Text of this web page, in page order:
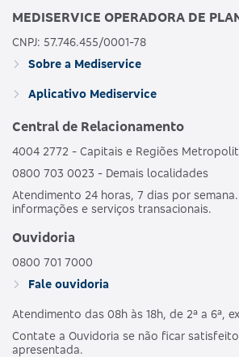
MEDISERVICE OPERADORA DE
CNPJ: 57.746.455/0001-78
Sobre a Mediservice
Aplicativo Mediservice
Central de Relacionamento
4004 2772 - Capitais e Regiões
0800 703 0023 - Demais localidades
Atendimento 24 horas, 7 dias por
informações e serviços transacionais.
Ouvidoria
0800 701 7000
Fale ouvidoria
Atendimento das 08h às 18h, de 2ª a 6ª,
Contate a Ouvidoria se não ficar
apresentada.